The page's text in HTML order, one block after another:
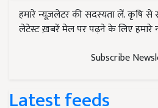
हमारे न्यूज़लेटर की सदस्यता लें. कृषि
लेटेस्ट ख़बरें मेल पर पढ़ने के लिए हमारे
Subscribe
Latest feeds